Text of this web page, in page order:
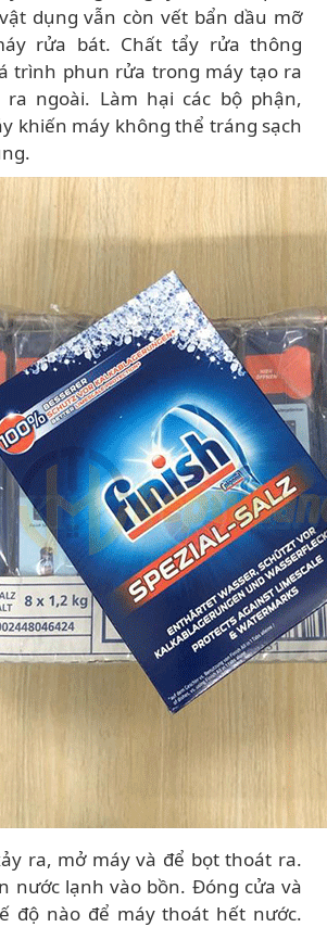
dụng vẫn còn vết bẩn dầu mỡ
rửa bát. Chất tẩy rửa thông
trình phun rửa trong máy tạo ra
ngoài. Làm hại các bộ phận,
khiến máy không thể tráng sạch
ra, mở máy và để bọt thoát ra.
nước lạnh vào bồn. Đóng cửa và
độ nào để máy thoát hết nước.